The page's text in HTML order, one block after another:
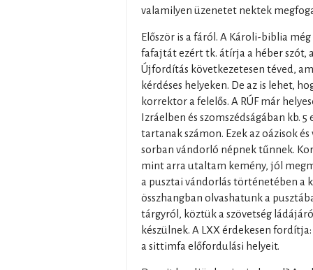
valamilyen üzenetet nektek
Először is a fáról. A Károli-biblia
fafajtát ezért tk. átírja a héber szót,
Újfordítás következetesen téved,
kérdéses helyeken. De az is lehet,
korrektor a felelős. A RÚF már
Izráelben és szomszédságában kb.
tartanak számon. Ezek az oázisok
sorban vándorló népnek tűnnek.
mint arra utaltam kemény, jól
a pusztai vándorlás történetében a
összhangban olvashatunk a
tárgyról, köztük a szövetség
készülnek. A LXX érdekesen
a sittimfa előfordulási helyeit.